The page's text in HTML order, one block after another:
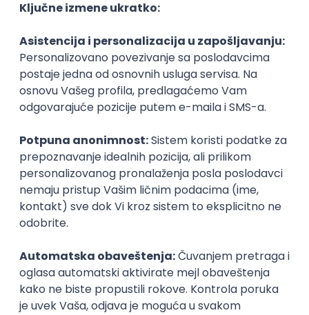
Puno radno vreme
Prvi posao
Business Developer
Coca-Cola HBC
Puno radno vreme